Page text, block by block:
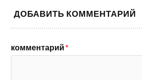
ДОБАВИТЬ КОММЕНТАРИЙ
комментарий*